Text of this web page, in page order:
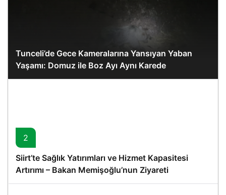
Tunceli’de Gece Kameralarına Yansıyan Yaban
Yaşamı: Domuz ile Boz Ayı Aynı Karede
2
Siirt’te Sağlık Yatırımları ve Hizmet Kapasitesi
Artırımı – Bakan Memişoğlu’nun Ziyareti